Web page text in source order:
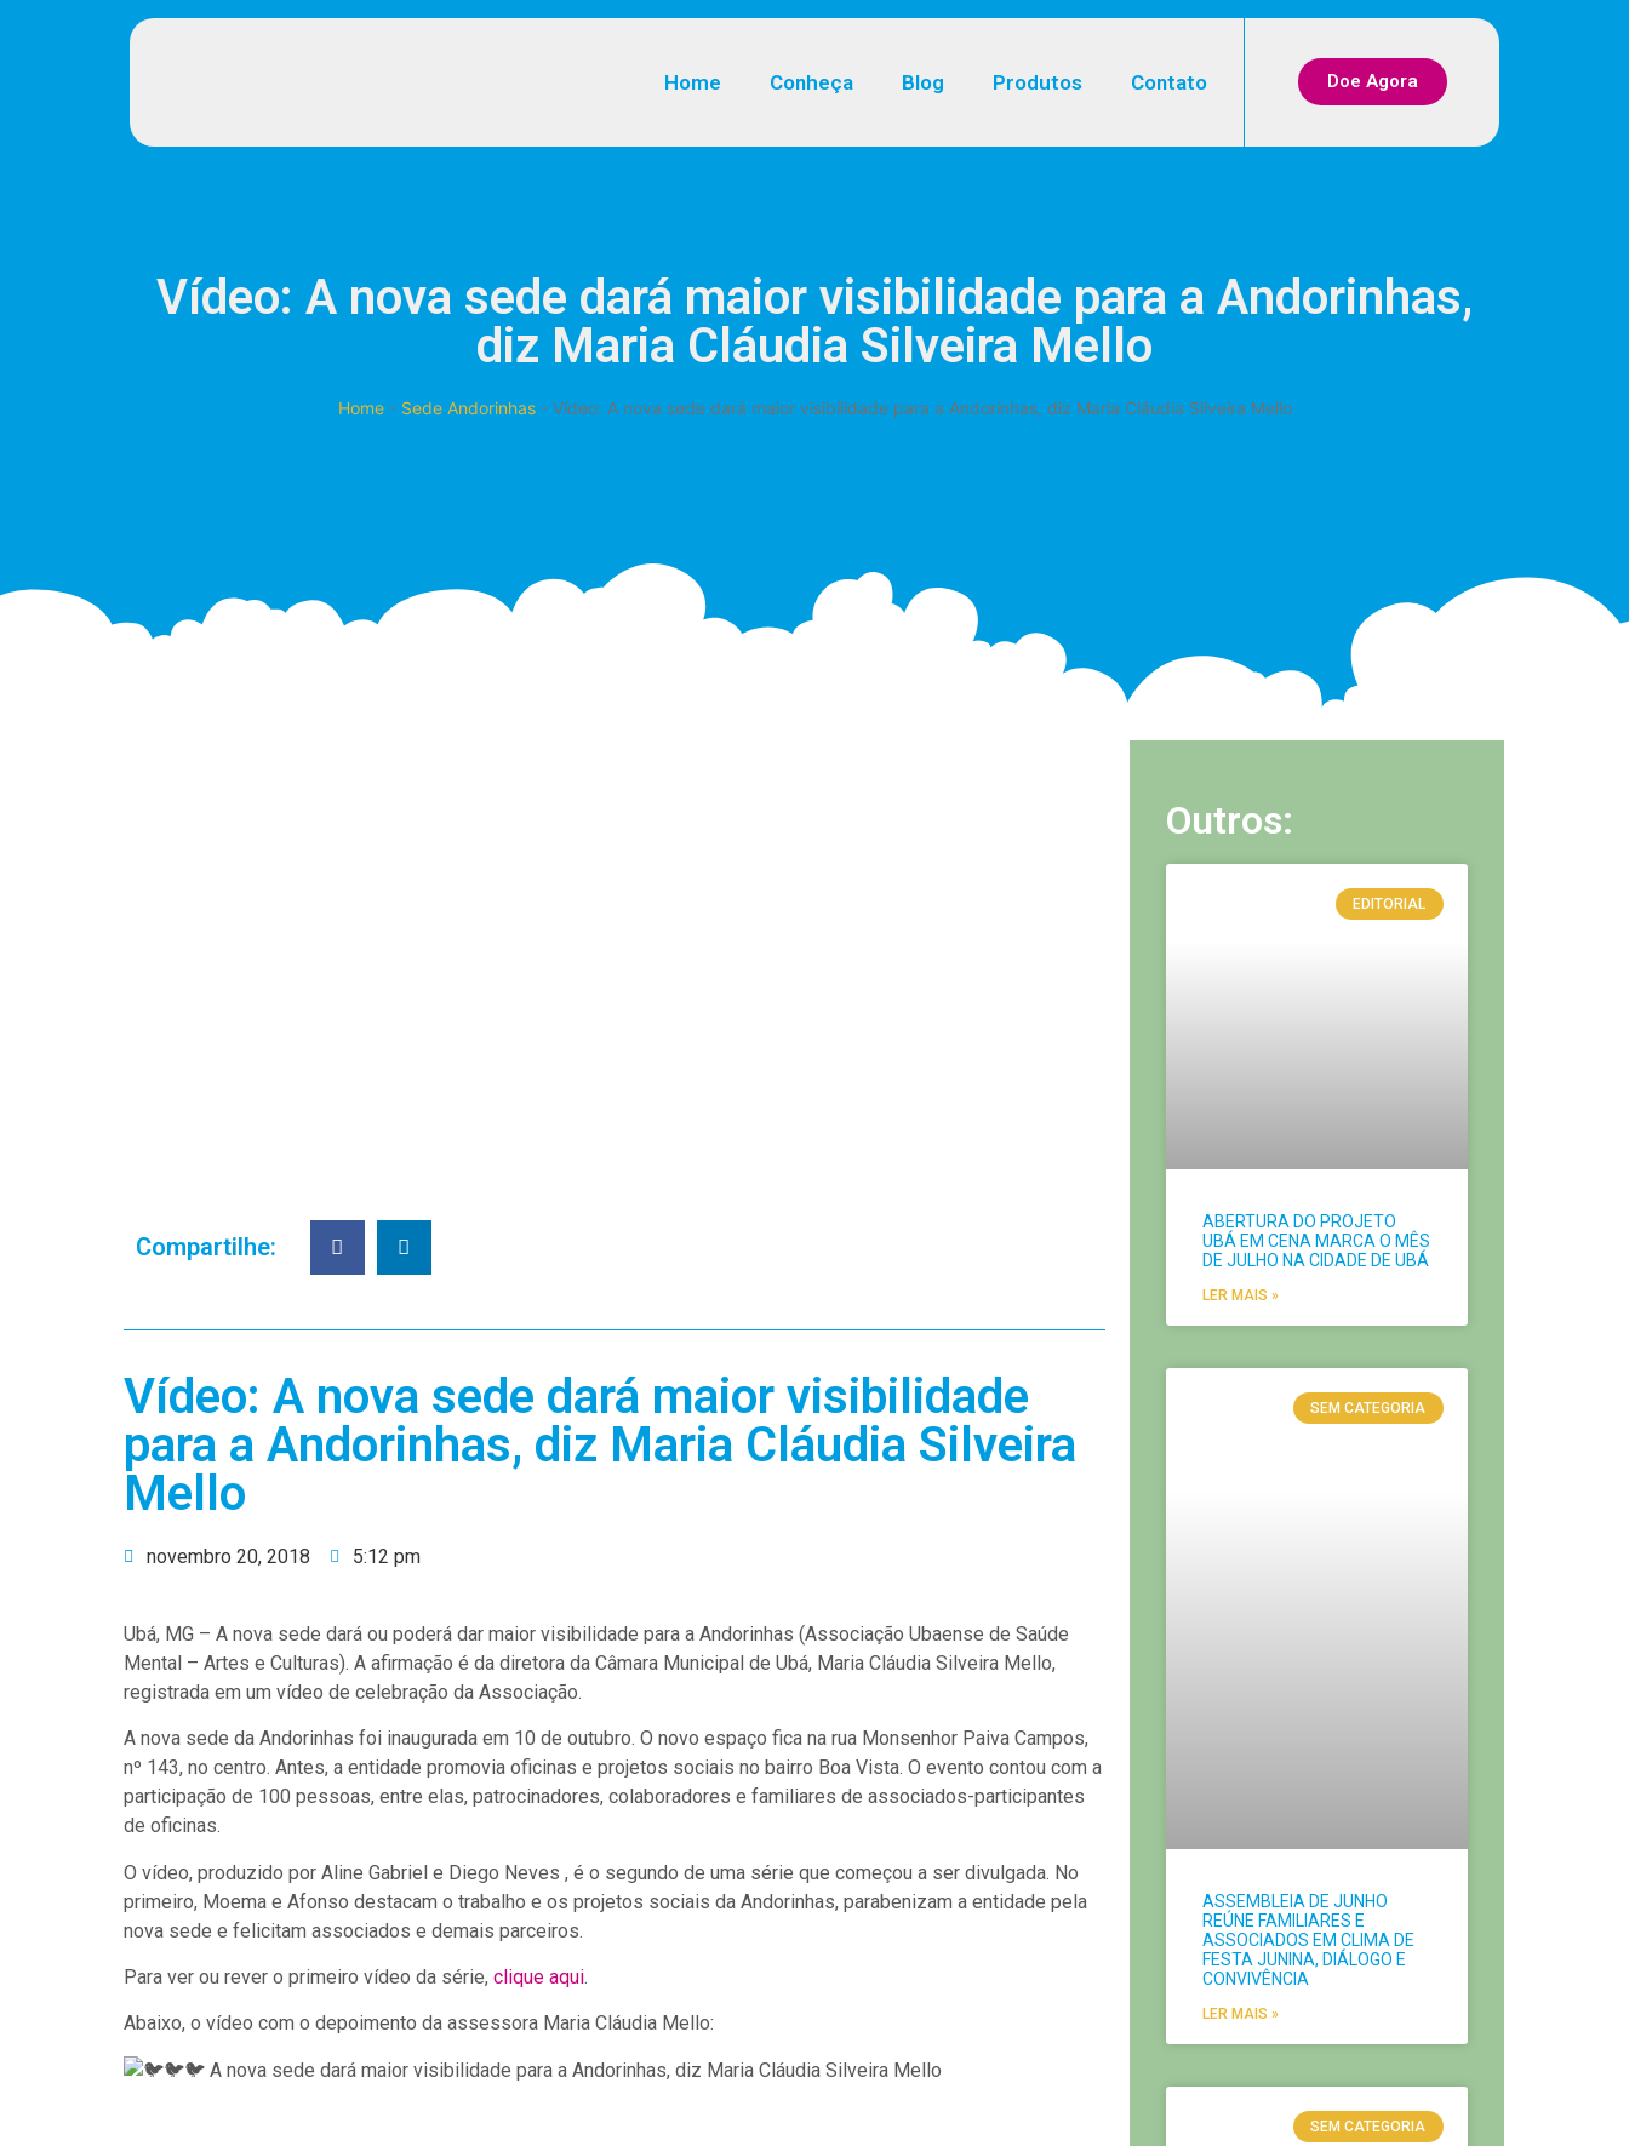
Home Conheça Blog Produtos Contato Doe Agora
Vídeo: A nova sede dará maior visibilidade para a Andorinhas,
diz Maria Cláudia Silveira Mello
Home- Sede Andorinhas- Vídeo: A nova sede dará maior visibilidade para a Andorinhas, diz Maria Cláudia Silveira Mello
Compartilhe:
Vídeo: A nova sede dará maior visibilidade
para a Andorinhas, diz Maria Cláudia Silveira
Mello
novembro 20, 2018 5:12 pm
Ubá, MG – A nova sede dará ou poderá dar maior visibilidade para a Andorinhas (Associação Ubaense de Saúde
Mental – Artes e Culturas). A afirmação é da diretora da Câmara Municipal de Ubá, Maria Cláudia Silveira Mello,
registrada em um vídeo de celebração da Associação.
A nova sede da Andorinhas foi inaugurada em 10 de outubro. O novo espaço fica na rua Monsenhor Paiva Campos,
nº 143, no centro. Antes, a entidade promovia oficinas e projetos sociais no bairro Boa Vista. O evento contou com a
participação de 100 pessoas, entre elas, patrocinadores, colaboradores e familiares de associados-participantes
de oficinas.
O vídeo, produzido por Aline Gabriel e Diego Neves , é o segundo de uma série que começou a ser divulgada. No
primeiro, Moema e Afonso destacam o trabalho e os projetos sociais da Andorinhas, parabenizam a entidade pela
nova sede e felicitam associados e demais parceiros.
Para ver ou rever o primeiro vídeo da série, clique aqui.
Abaixo, o vídeo com o depoimento da assessora Maria Cláudia Mello:
Outros:
EDITORIAL
ABERTURA DO PROJETO
UBÁ EM CENA MARCA O MÊS
DE JULHO NA CIDADE DE UBÁ
LER MAIS »
SEM CATEGORIA
ASSEMBLEIA DE JUNHO
REÚNE FAMILIARES E
ASSOCIADOS EM CLIMA DE
FESTA JUNINA, DIÁLOGO E
CONVIVÊNCIA
LER MAIS »
SEM CATEGORIA